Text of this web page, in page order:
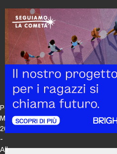
Policy
Maker
2026
-
All